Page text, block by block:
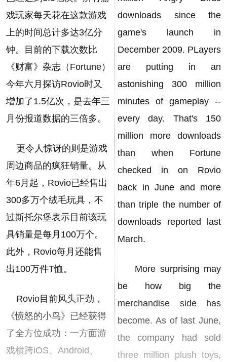
戏玩家每天花在这款游戏
上的时间总计多达3亿分
钟。目前的下载次数比
《财富》杂志（Fortune）
今年六月探访Rovio时又
增加了1.5亿次，是去年三
月份报道数据的三倍多。
更令人惊讶的则是游戏
周边商品的疯狂销量。从
年6月起，Rovio已经售出
300多万个绒毛玩具，不
过斯托尔堡表示目前该玩
具销量是每月100万个。
此外，Rovio每月还能售
出100万件T恤。
Rovio目前风头正劲，
《愤怒的小鸟》已经获得
了全方位成功：一方面游
戏横跨iOS、Android、
downloads since the
game's launch in
December 2009. PLayers
are putting in an
astonishing 300 million
minutes of gameplay --
every day. That's 150
million more downloads
than when Fortune
checked in on Rovio
back in June and more
than triple the number of
downloads reported last
March.
More surprising may
be how big the
merchandise side has
become. As of last June,
the company had sold
three million plush toys,